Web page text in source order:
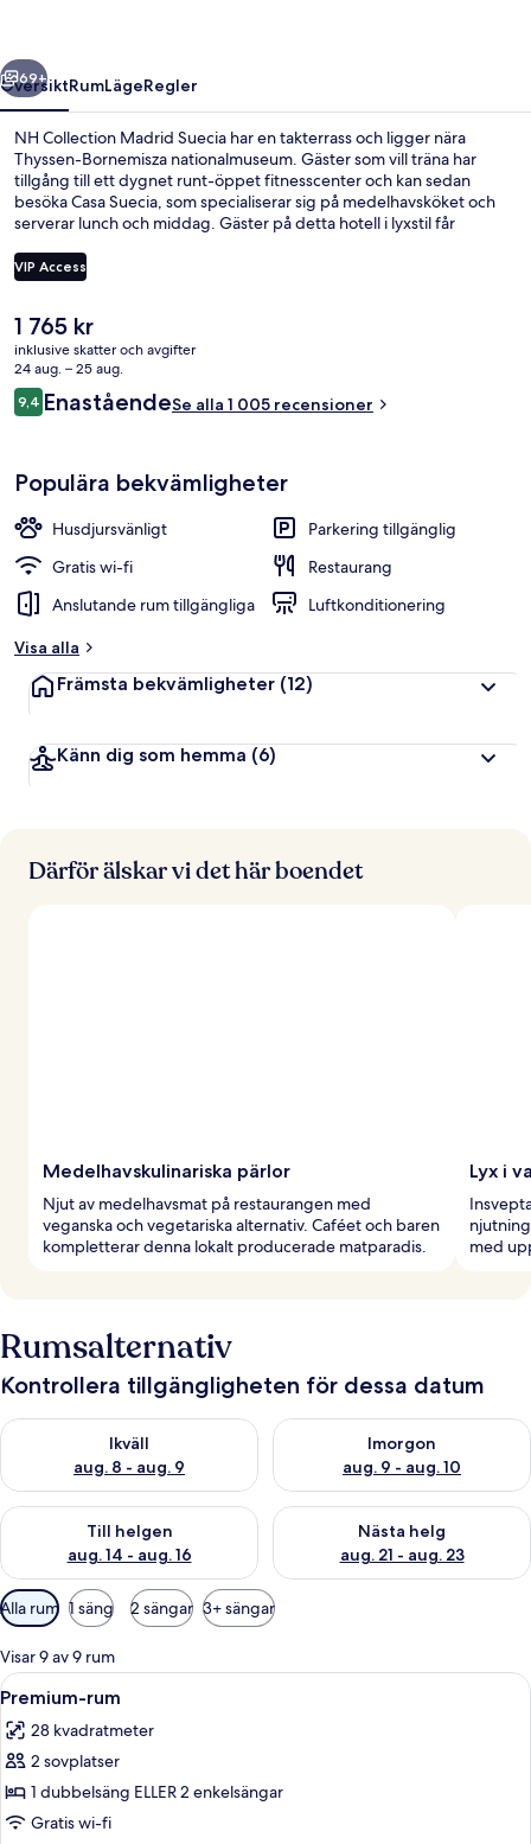
Nästa
69+
ÖversiktRumLägeRegler
NH Collection Madrid Suecia har en takterrass och ligger nära
Thyssen-Bornemisza nationalmuseum. Gäster som vill träna har
tillgång till ett dygnet runt-öppet fitnesscenter och kan sedan
besöka Casa Suecia, som specialiserar sig på medelhavsköket och
serverar lunch och middag. Gäster på detta hotell i lyxstil får
personalen och det centrala läget brukar uppskattas av våra
resenärer. Boendet ligger bara en kort promenad från
och till Sevilla station är det 4 minuter.
VIP Access
Det
nuvarande
priset
är
1 765 kr
1 765 kr
inklusive skatter och avgifter
24 aug. – 25 aug.
Recensioner
9,49,4 av 10,
EnaståendeSe alla 1 005 recensioner
Populära bekvämligheter
Husdjursvänligt
Parkering tillgänglig
Gratis wi-fi
Restaurang
Anslutande rum tillgängliga
Luftkonditionering
Visa alla
Främsta bekvämligheter (12)
Känn dig som hemma (6)
Därför älskar vi det här boendet
Medelhavskulinariska pärlor
Njut av medelhavsmat på restaurangen med
veganska och vegetariska alternativ. Caféet och baren
kompletterar denna lokalt producerade matparadis.
Lyx i
med
Rumsalternativ
Kontrollera tillgängligheten för dessa datum
Ikväll
aug. 8 - aug. 9
Kontrollera tillgängligheten för ikväll aug. 8 - aug. 9
Imorgon
aug. 9 - aug. 10
Kontrollera tillgängligheten
Till helgen
aug. 14 - aug. 16
Kontrollera tillgängligheten för den här helgen aug. 14 - aug.
Nästa helg
aug. 21 - aug. 23
Kontrollera tillgängligheten
Tillgängliga
filter
för
rum
Alla rum 1 säng 2 sängar 3+ sängar
Visar 9 av 9 rum
Öppna
alla
foton
för
Premium-
rum
Ett modernt hotellrum med en stor
8
Premium-rum
28 kvadratmeter
2 sovplatser
1 dubbelsäng ELLER 2 enkelsängar
Gratis wi-fi